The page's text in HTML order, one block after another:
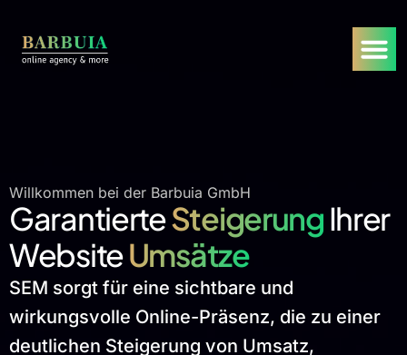
Willkommen bei der Barbuia GmbH
GarantierteSteigerungIhrer
WebsiteUmsätze
SEM sorgt für eine sichtbare und
wirkungsvolle Online-Präsenz, die zu einer
deutlichen Steigerung von Umsatz,